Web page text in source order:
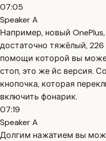
07:05
Speaker A
Например, новый
достаточно тяжёлый, 226
помощи которой вы
стоп, это же йс версия.
кнопочка, которая
включить фонарик.
07:19
Speaker A
Долгим нажатием вы